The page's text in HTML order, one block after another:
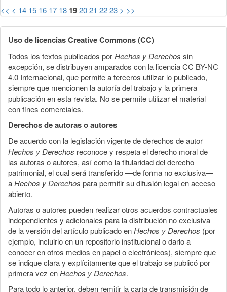
<< < 14 15 16 17 18 192021 2223 > >>
Uso de licencias Creative Commons (CC)
Todos los textos publicados porHechos y Derechos sin
excepción, se distribuyen amparados con la licencia CC BY-NC
4.0 Internacional, que permite a terceros utilizar lo publicado,
siempre que mencionen la autoría del trabajo y la primera
publicación en esta revista. No se permite utilizar el material
con fines comerciales.
Derechos de autoras o autores
De acuerdo con la legislación vigente de derechos de autor
Hechos y Derechos reconoce y respeta el derecho moral de
las autoras o autores, así como la titularidad del derecho
patrimonial, el cual será transferido —de forma no exclusiva—
aHechos y Derechos para permitir su difusión legal en acceso
abierto.
Autoras o autores pueden realizar otros acuerdos contractuales
independientes y adicionales para la distribución no exclusiva
de la versión del artículo publicado enHechos y Derechos (por
ejemplo, incluirlo en un repositorio institucional o darlo a
conocer en otros medios en papel o electrónicos), siempre que
se indique clara y explícitamente que el trabajo se publicó por
primera vez enHechos y Derechos.
Para todo lo anterior, deben remitir la carta de transmisión de